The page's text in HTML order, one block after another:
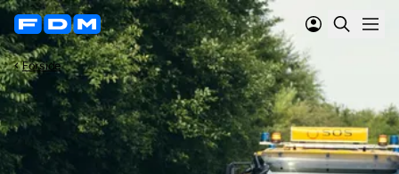
Forside